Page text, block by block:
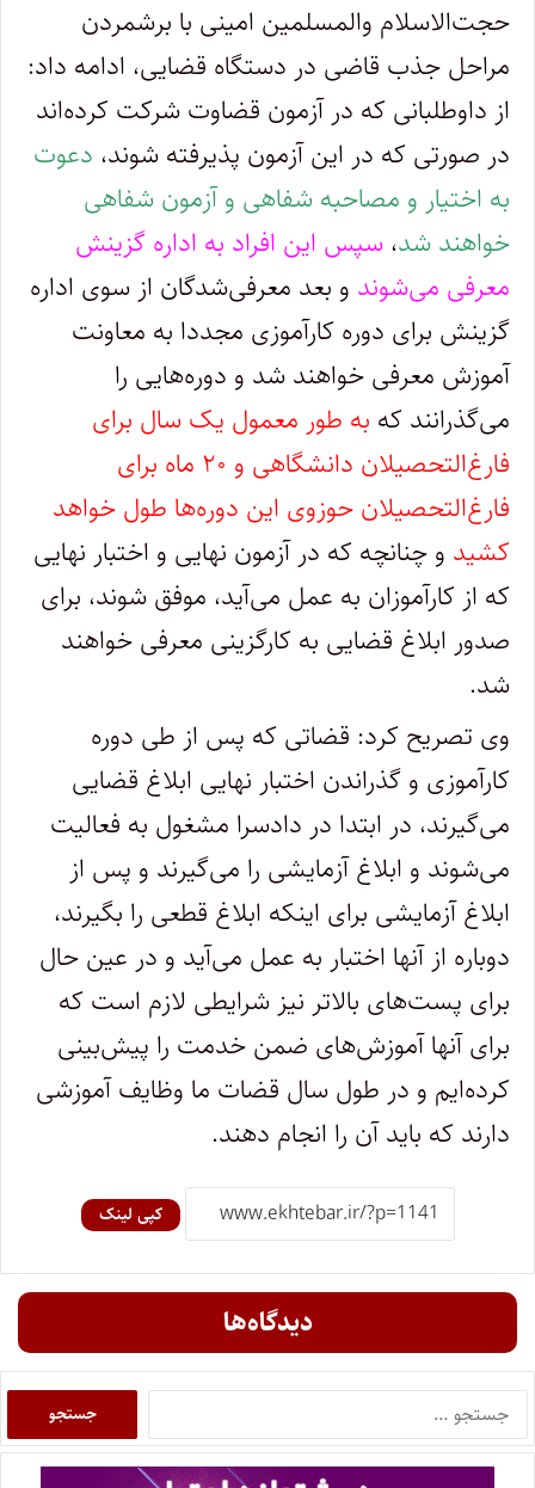
حجت‌الاسلام والمسلمین امینی با برشمردن
مراحل جذب قاضی در دستگاه قضایی، ادامه داد:
از داوطلبانی که در آزمون قضاوت شرکت کرده‌اند
در صورتی که در این آزمون پذیرفته شوند، دعوت
به اختیار و مصاحبه شفاهی و آزمون شفاهی
خواهند شد، سپس این افراد به اداره گزینش
معرفی می‌شوند و بعد معرفی‌شدگان از سوی اداره
گزینش برای دوره کارآموزی مجددا به معاونت
آموزش معرفی خواهند شد و دوره‌هایی را
می‌گذرانند که به طور معمول یک سال برای
فارغ‌التحصیلان دانشگاهی و ۲۰ ماه برای
فارغ‌التحصیلان حوزوی این دوره‌ها طول خواهد
کشید و چنانچه که در آزمون نهایی و اختبار نهایی
که از کارآموزان به عمل می‌آید، موفق شوند، برای
صدور ابلاغ قضایی به کارگزینی معرفی خواهند
شد.
وی تصریح کرد: قضاتی که پس از طی دوره
کارآموزی و گذراندن اختبار نهایی ابلاغ قضایی
می‌گیرند، در ابتدا در دادسرا مشغول به فعالیت
می‌شوند و ابلاغ آزمایشی را می‌گیرند و پس از
ابلاغ آزمایشی برای اینکه ابلاغ قطعی را بگیرند،
دوباره از آنها اختبار به عمل می‌آید و در عین حال
برای پست‌های بالاتر نیز شرایطی لازم است که
برای آنها آموزش‌های ضمن خدمت را پیش‌بینی
کرده‌ایم و در طول سال قضات ما وظایف آموزشی
دارند که باید آن را انجام دهند.
کپی لینک
دیدگاه‌ها